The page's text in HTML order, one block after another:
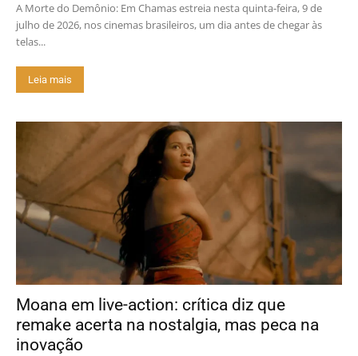
A Morte do Demônio: Em Chamas estreia nesta quinta-feira, 9 de
julho de 2026, nos cinemas brasileiros, um dia antes de chegar às
telas...
Leia mais
Moana em live-action: crítica diz que
remake acerta na nostalgia, mas peca na
inovação